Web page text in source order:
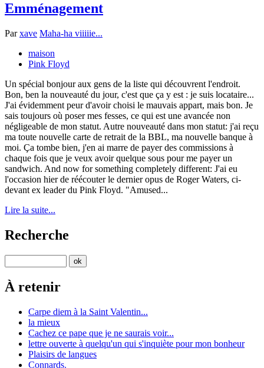
Emménagement
Parxave Maha-ha viiiiie...
maison
Pink Floyd
Un spécial bonjour aux gens de la liste qui découvrent l'endroit.
Bon, ben la nouveauté du jour, c'est que ça y est : je suis locataire...
J'ai évidemment peur d'avoir choisi le mauvais appart, mais bon. Je
sais toujours où poser mes fesses, ce qui est une avancée non
négligeable de mon statut. Autre nouveauté dans mon statut: j'ai reçu
ma toute nouvelle carte de retrait de la BBL, ma nouvelle banque à
moi. Ça tombe bien, j'en ai marre de payer des commissions à
chaque fois que je veux avoir quelque sous pour me payer un
sandwich. And now for something completely different: J'ai eu
l'occasion hier de réécouter le dernier opus de Roger Waters, ci-
devant ex leader du Pink Floyd. "Amused...
Lire la suite...
Recherche
À retenir
Carpe diem à la Saint Valentin...
la mieux
Cachez ce pape que je ne saurais voir...
lettre ouverte à quelqu'un qui s'inquiète pour mon bonheur
Plaisirs de langues
Connards.